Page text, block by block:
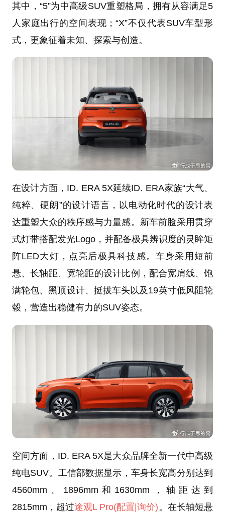
其中，“5”为中高级SUV重塑格局，拥有从容满足5
人家庭出行的空间表现；“X”不仅代表SUV车型形
式，更象征着未知、探索与创造。
在设计方面，ID. ERA 5X延续ID. ERA家族“大气、
纯粹、硬朗”的设计语言，以电动化时代的设计表
达重塑大众的秩序感与力量感。新车前脸采用贯穿
式灯带搭配发光Logo，并配备极具辨识度的灵眸矩
阵LED大灯，点亮后极具科技感。车身采用短前
悬、长轴距、宽轮距的设计比例，配合宽肩线、饱
满轮包、黑顶设计、挺拔车头以及19英寸低风阻轮
毂，营造出稳健有力的SUV姿态。
空间方面，ID. ERA 5X是大众品牌全新一代中高级
纯电SUV。工信部数据显示，车身长宽高分别达到
4560mm、1896mm和1630mm，轴距达到
2815mm，超过途观L Pro(配置 |询价)。在长轴短悬